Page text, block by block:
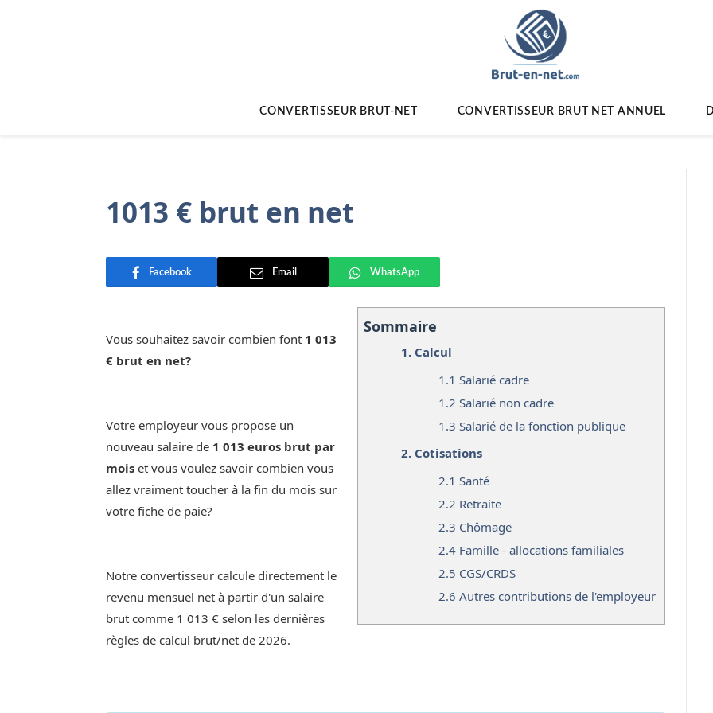
CONVERTISSEUR BRUT-NET CONVERTISSEUR BRUT NET ANNUEL
1013 € brut en net
Facebook Email WhatsApp
Sommaire
1. Calcul
1.1 Salarié cadre
1.2 Salarié non cadre
1.3 Salarié de la fonction publique
2. Cotisations
2.1 Santé
2.2 Retraite
2.3 Chômage
2.4 Famille - allocations familiales
2.5 CGS/CRDS
2.6 Autres contributions de l'employeur
Vous souhaitez savoir combien font 1 013
€ brut en net?
Votre employeur vous propose un
nouveau salaire de 1 013 euros brut par
mois et vous voulez savoir combien vous
allez vraiment toucher à la fin du mois sur
votre fiche de paie?
Notre convertisseur calcule directement le
revenu mensuel net à partir d'un salaire
brut comme 1 013 € selon les dernières
règles de calcul brut/net de 2026.